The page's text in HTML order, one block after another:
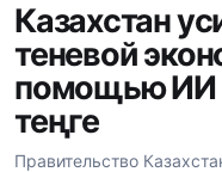
Казахстан
теневой
помощью ИИ
теңге
Правительство